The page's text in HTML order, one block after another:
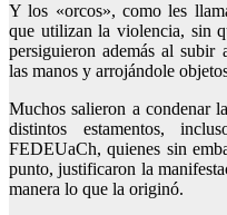
Y los «orcos», como les
que utilizan la violencia, sin
persiguieron además al subir
las manos y arrojándole
Muchos salieron a condenar
distintos estamentos,
FEDEUaCh, quienes sin
punto, justificaron la
manera lo que la originó.